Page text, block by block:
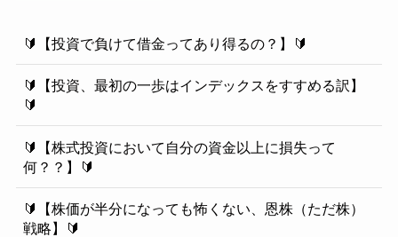
🔰【投資で負けて借金ってあり得るの？】🔰
🔰【投資、最初の一歩はインデックスをすすめる訳】
🔰
🔰【株式投資において自分の資金以上に損失って
何？？】🔰
🔰【株価が半分になっても怖くない、恩株（ただ株）
戦略】🔰